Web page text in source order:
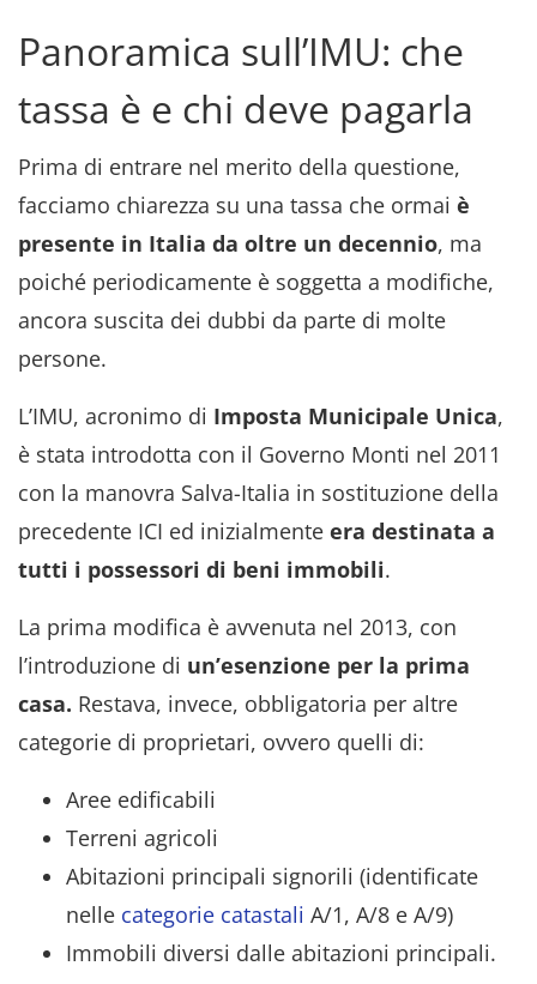
Panoramica sull’IMU: che
tassa è e chi deve pagarla
Prima di entrare nel merito della questione,
facciamo chiarezza su una tassa che ormai è
presente in Italia da oltre un decennio, ma
poiché periodicamente è soggetta a modifiche,
ancora suscita dei dubbi da parte di molte
persone.
L’IMU, acronimo di Imposta Municipale Unica,
è stata introdotta con il Governo Monti nel 2011
con la manovra Salva-Italia in sostituzione della
precedente ICI ed inizialmente era destinata a
tutti i possessori di beni immobili.
La prima modifica è avvenuta nel 2013, con
l’introduzione di un’esenzione per la prima
casa. Restava, invece, obbligatoria per altre
categorie di proprietari, ovvero quelli di:
Aree edificabili
Terreni agricoli
Abitazioni principali signorili (identificate
nelle categorie catastali A/1, A/8 e A/9)
Immobili diversi dalle abitazioni principali.